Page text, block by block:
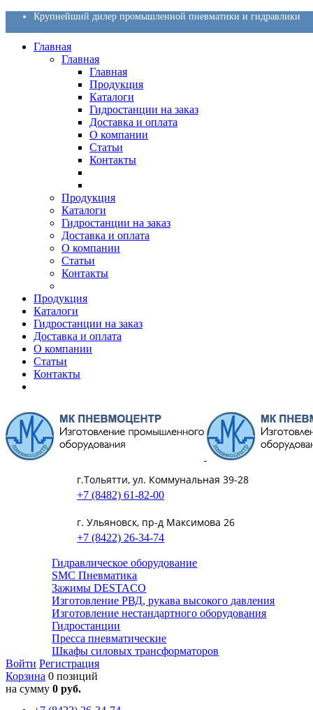
Крупнейший дилер промышленной пневматики и гидравлики
Главная
Главная
Главная
Продукция
Каталоги
Гидростанции на заказ
Доставка и оплата
О компании
Статьи
Контакты
Продукция
Каталоги
Гидростанции на заказ
Доставка и оплата
О компании
Статьи
Контакты
Продукция
Каталоги
Гидростанции на заказ
Доставка и оплата
О компании
Статьи
Контакты
г.Тольятти, ул. Коммунальная 39-28
+7 (8482) 61-82-00
г. Ульяновск, пр-д Максимова 26
+7 (8422) 26-34-74
Гидравлическое оборудование
SMC Пневматика
Зажимы DESTACO
Изготовление РВД, рукава высокого давления
Изготовление нестандартного оборудования
Гидростанции
Пресса пневматические
Шкафы силовых трансформаторов
Войти Регистрация
Корзина 0 позиций
на сумму 0 руб.